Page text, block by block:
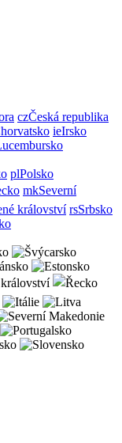
czČeská republika
ieIrsko
plPolsko
mkSeverní
království rsSrbsko